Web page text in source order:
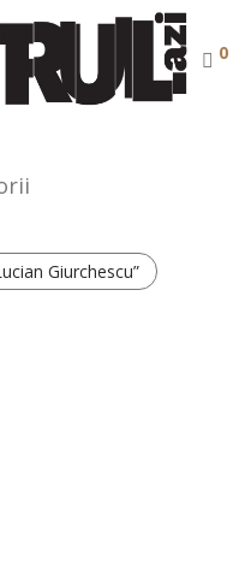
0
Giurchescu”